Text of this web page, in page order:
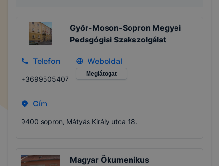
Győr-Moson-Sopron Megyei
Pedagógiai Szakszolgálat
Telefon
+3699505407
Weboldal
Meglátogat
Cím
9400 sopron, Mátyás Király utca 18.
Magyar Ökumenikus